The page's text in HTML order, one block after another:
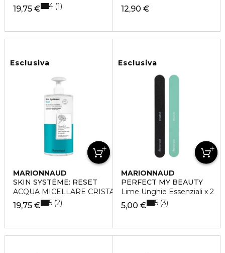
19,75 € 4 1 12,90 €
Esclusiva
MARIONNAUD
SKIN SYSTÈME: RESET
ACQUA MICELLARE CRISTALLINA
19,75 € 5 2
Esclusiva
MARIONNAUD
PERFECT MY BEAUTY
Lime Unghie Essenziali x 2
5,00 € 5 3